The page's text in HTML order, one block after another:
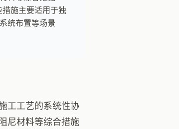
施主要适用于独
统布置等场景
工工艺的系统性协
尼材料等综合措施